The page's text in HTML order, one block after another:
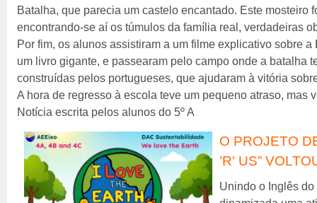
Batalha, que parecia um castelo encantado. Este mosteiro
encontrando-se aí os túmulos da família real, verdadeiras
Por fim, os alunos assistiram a um filme explicativo sobre a
um livro gigante, e passearam pelo campo onde a batalha
construídas pelos portugueses, que ajudaram à vitória
A hora de regresso à escola teve um pequeno atraso, mas
Notícia escrita pelos alunos do 5º A
O PROJETO
’R' US”
Unindo o Inglês